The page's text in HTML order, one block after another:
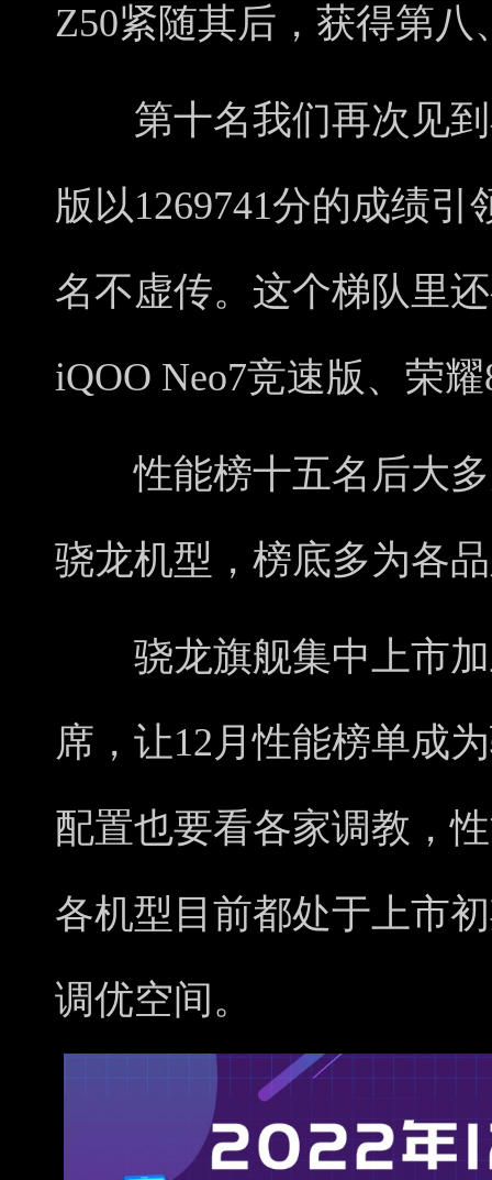
Z50紧随其后，获得第八
第十名我们再次见到
版以1269741分的成绩引
名不虚传。这个梯队里
iQOO Neo7竞速版、荣
性能榜十五名后大多
骁龙机型，榜底多为各
骁龙旗舰集中上市加
席，让12月性能榜单成
配置也要看各家调教，
各机型目前都处于上市
调优空间。